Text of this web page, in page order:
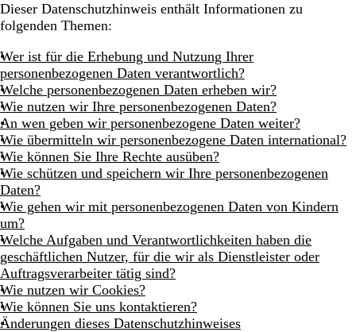
Dieser Datenschutzhinweis enthält Informationen zu
folgenden Themen:
Wer ist für die Erhebung und Nutzung Ihrer
personenbezogenen Daten verantwortlich?
Welche personenbezogenen Daten erheben wir?
Wie nutzen wir Ihre personenbezogenen Daten?
An wen geben wir personenbezogene Daten weiter?
Wie übermitteln wir personenbezogene Daten international?
Wie können Sie Ihre Rechte ausüben?
Wie schützen und speichern wir Ihre personenbezogenen
Daten?
Wie gehen wir mit personenbezogenen Daten von Kindern
um?
Welche Aufgaben und Verantwortlichkeiten haben die
geschäftlichen Nutzer, für die wir als Dienstleister oder
Auftragsverarbeiter tätig sind?
Wie nutzen wir Cookies?
Wie können Sie uns kontaktieren?
Änderungen dieses Datenschutzhinweises